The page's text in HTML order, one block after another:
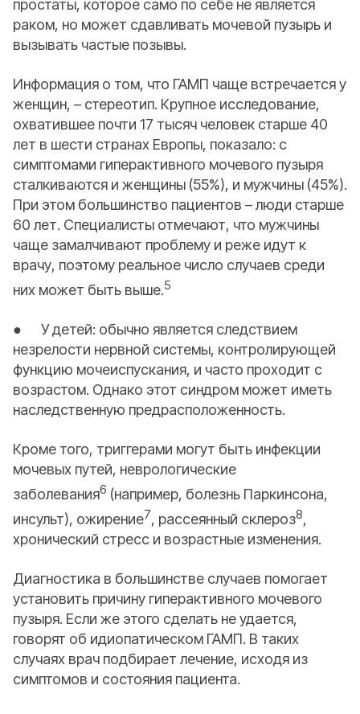
простаты, которое само по себе не является
раком, но может сдавливать мочевой пузырь и
вызывать частые позывы.
Информация о том, что ГАМП чаще встречается у
женщин, – стереотип. Крупное исследование,
охватившее почти 17 тысяч человек старше 40
лет в шести странах Европы, показало: с
симптомами гиперактивного мочевого пузыря
сталкиваются и женщины (55%), и мужчины (45%).
При этом большинство пациентов – люди старше
60 лет. Специалисты отмечают, что мужчины
чаще замалчивают проблему и реже идут к
врачу, поэтому реальное число случаев среди
них может быть выше.5
● У детей: обычно является следствием
незрелости нервной системы, контролирующей
функцию мочеиспускания, и часто проходит с
возрастом. Однако этот синдром может иметь
наследственную предрасположенность.
Кроме того, триггерами могут быть инфекции
мочевых путей, неврологические
заболевания6 (например, болезнь Паркинсона,
инсульт), ожирение7, рассеянный склероз8,
хронический стресс и возрастные изменения.
Диагностика в большинстве случаев помогает
установить причину гиперактивного мочевого
пузыря. Если же этого сделать не удается,
говорят об идиопатическом ГАМП. В таких
случаях врач подбирает лечение, исходя из
симптомов и состояния пациента.